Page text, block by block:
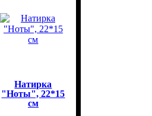
Натирка
"Ноты", 22*15
см